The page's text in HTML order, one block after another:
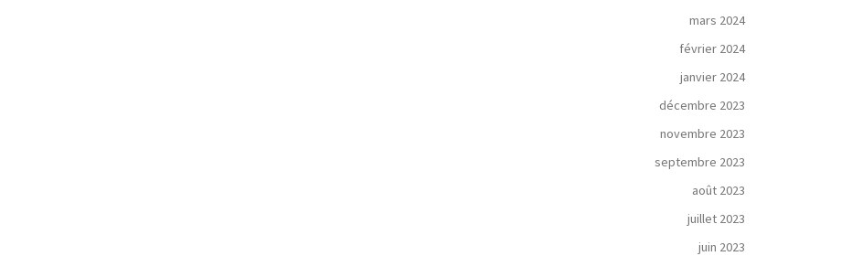
mars 2024
février 2024
janvier 2024
décembre 2023
novembre 2023
septembre 2023
août 2023
juillet 2023
juin 2023